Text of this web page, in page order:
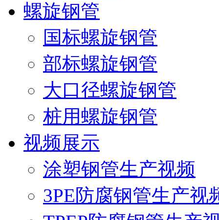
螺旋钢管
国标螺旋钢管
部标螺旋钢管
大口径螺旋钢管
桩用螺旋钢管
视频展示
涂塑钢管生产视频
3PE防腐钢管生产视